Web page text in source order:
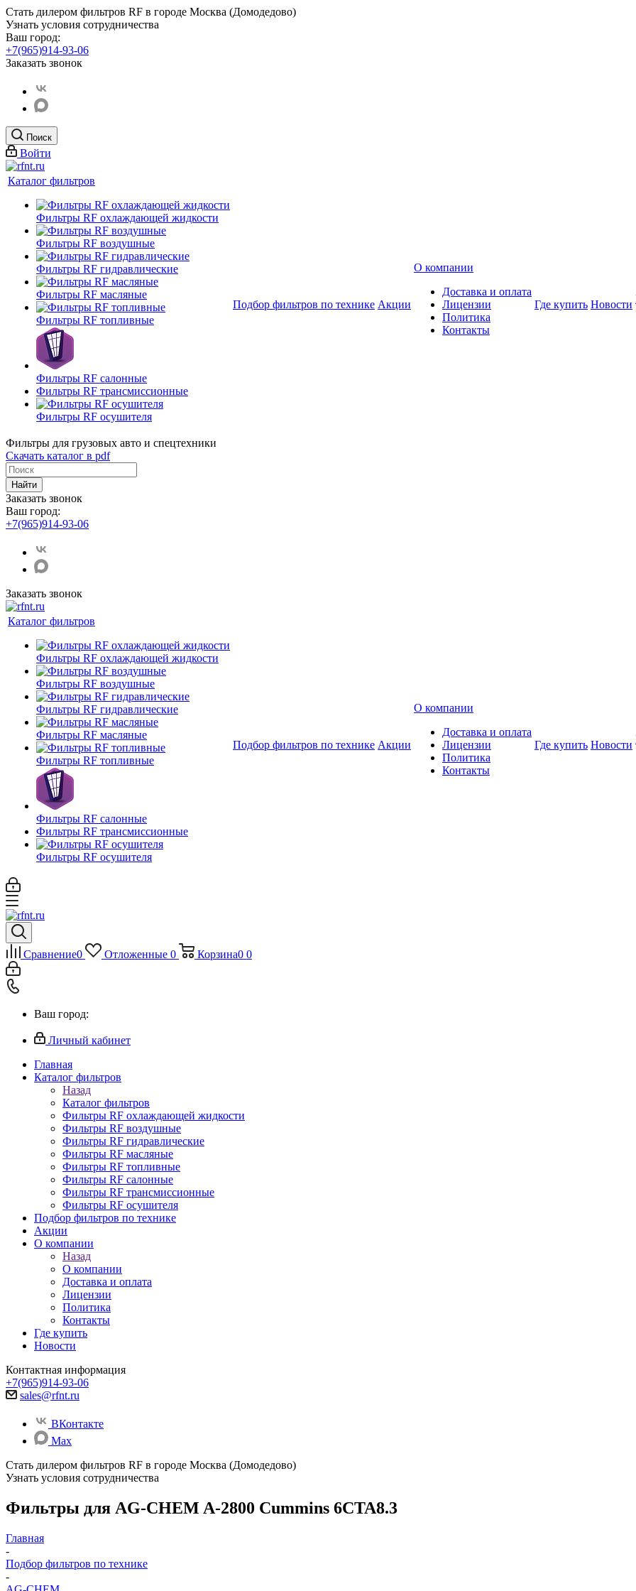
Стать дилером фильтров RF в городе Москва (Домодедово)
Узнать условия сотрудничества
Ваш город:
+7(965)914-93-06
Заказать звонок
Поиск
Войти
Каталог фильтров
Фильтры RF охлаждающей жидкости
Фильтры RF воздушные
Фильтры RF гидравлические
Фильтры RF масляные
Фильтры RF топливные
Фильтры RF салонные
Фильтры RF трансмиссионные
Фильтры RF осушителя
Подбор фильтров по технике Акции
О компании
Доставка и оплата
Лицензии
Политика
Контакты
Где купить Новости
Фильтры для грузовых авто и спецтехники
Скачать каталог в pdf
Найти
Заказать звонок
Ваш город:
+7(965)914-93-06
Заказать звонок
Каталог фильтров
Фильтры RF охлаждающей жидкости
Фильтры RF воздушные
Фильтры RF гидравлические
Фильтры RF масляные
Фильтры RF топливные
Фильтры RF салонные
Фильтры RF трансмиссионные
Фильтры RF осушителя
Подбор фильтров по технике Акции
О компании
Доставка и оплата
Лицензии
Политика
Контакты
Где купить Новости
Сравнение0 Отложенные 0 Корзина0 0
Ваш город:
Личный кабинет
Главная
Каталог фильтров
Назад
Каталог фильтров
Фильтры RF охлаждающей жидкости
Фильтры RF воздушные
Фильтры RF гидравлические
Фильтры RF масляные
Фильтры RF топливные
Фильтры RF салонные
Фильтры RF трансмиссионные
Фильтры RF осушителя
Подбор фильтров по технике
Акции
О компании
Назад
О компании
Доставка и оплата
Лицензии
Политика
Контакты
Где купить
Новости
Контактная информация
+7(965)914-93-06
sales@rfnt.ru
ВКонтакте
Max
Стать дилером фильтров RF в городе Москва (Домодедово)
Узнать условия сотрудничества
Фильтры для AG-CHEM A-2800 Cummins 6CTA8.3
Главная
-
Подбор фильтров по технике
-